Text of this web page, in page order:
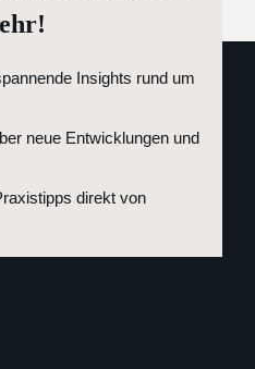
Insights rund um
neue Entwicklungen und
direkt von